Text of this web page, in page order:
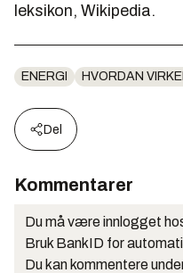
leksikon, Wikipedia.
ENERGI HVORDAN
Del
Kommentarer
Du må være innlogget
Bruk BankID for
Du kan kommentere